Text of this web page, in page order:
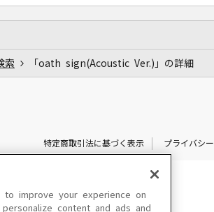
索 「oath sign(Acoustic Ver.)」の詳細
特定商取引法に基づく表示
プライバシ
to improve your experience on
content and ads and